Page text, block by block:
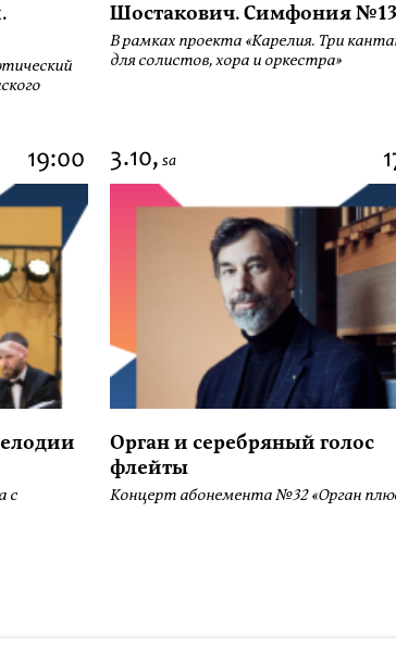
Шостакович. Симфония №13
В рамках проекта «Карелия. Три
для солистов, хора и оркестра»
19:00
с
3.10, sa
Орган и серебряный голос
флейты
Концерт абонемента №32 «Орган
вы даёте согласие на обработку файлов Cookies и